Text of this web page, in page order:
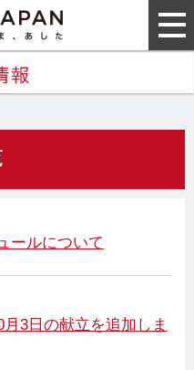
ールについて
3日の献立を追加しま